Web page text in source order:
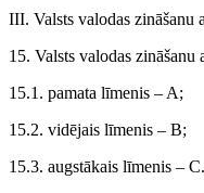
III. Valsts valodas zināšanu
15. Valsts valodas
15.1. pamata līmenis – A;
15.2. vidējais līmenis – B;
15.3. augstākais līmenis – C.